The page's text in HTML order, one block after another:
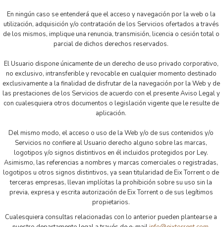
En ningún caso se entenderá que el acceso y navegación por la web o la
utilización, adquisición y/o contratación de los Servicios ofertados a través
de los mismos, implique una renuncia, transmisión, licencia o cesión total o
parcial de dichos derechos reservados.
El Usuario dispone únicamente de un derecho de uso privado corporativo,
no exclusivo, intransferible y revocable en cualquier momento destinado
exclusivamente a la finalidad de disfrutar de la navegación por la Web y de
las prestaciones de los Servicios de acuerdo con el presente Aviso Legal y
con cualesquiera otros documentos o legislación vigente que le resulte de
aplicación.
Del mismo modo, el acceso o uso de la Web y/o de sus contenidos y/o
Servicios no confiere al Usuario derecho alguno sobre las marcas,
logotipos y/o signos distintivos en él incluidos protegidos por Ley.
Asimismo, las referencias a nombres y marcas comerciales o registradas,
logotipos u otros signos distintivos, ya sean titularidad de Eix Torrent o de
terceras empresas, llevan implícitas la prohibición sobre su uso sin la
previa, expresa y escrita autorización de Eix Torrent o de sus legítimos
propietarios.
Cualesquiera consultas relacionadas con lo anterior pueden plantearse a